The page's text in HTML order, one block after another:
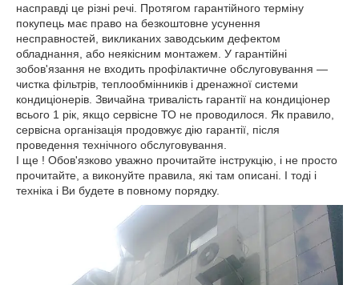
насправді це різні речі. Протягом гарантійного терміну
покупець має право на безкоштовне усунення
несправностей, викликаних заводським дефектом
обладнання, або неякісним монтажем. У гарантійні
зобов'язання не входить профілактичне обслуговування ―
чистка фільтрів, теплообмінників і дренажної системи
кондиціонерів. Звичайна тривалість гарантії на кондиціонер
всього 1 рік, якщо сервісне ТО не проводилося. Як правило,
сервісна організація продовжує дію гарантії, після
проведення технічного обслуговування.
І ще ! Обов'язково уважно прочитайте інструкцію, і не просто
прочитайте, а виконуйте правила, які там описані. І тоді і
техніка і Ви будете в повному порядку.